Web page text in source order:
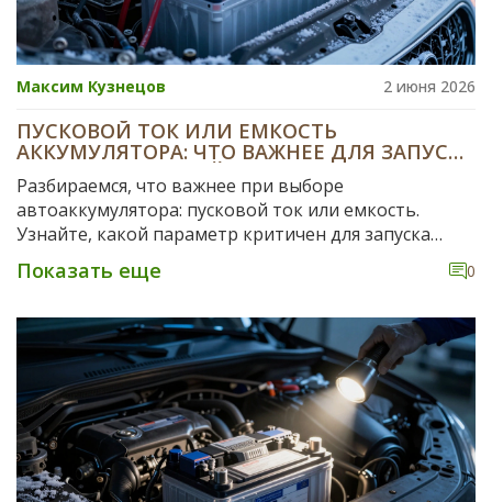
Максим Кузнецов 2 июня 2026
ПУСКОВОЙ ТОК ИЛИ ЕМКОСТЬ
АККУМУЛЯТОРА: ЧТО ВАЖНЕЕ ДЛЯ ЗАПУСКА
ДВИГАТЕЛЯ ЗИМОЙ?
Разбираемся, что важнее при выборе
автоаккумулятора: пусковой ток или емкость.
Узнайте, какой параметр критичен для запуска
двигателя зимой в России, и как не переплатить за
ненужные характеристики.
Показать еще 0